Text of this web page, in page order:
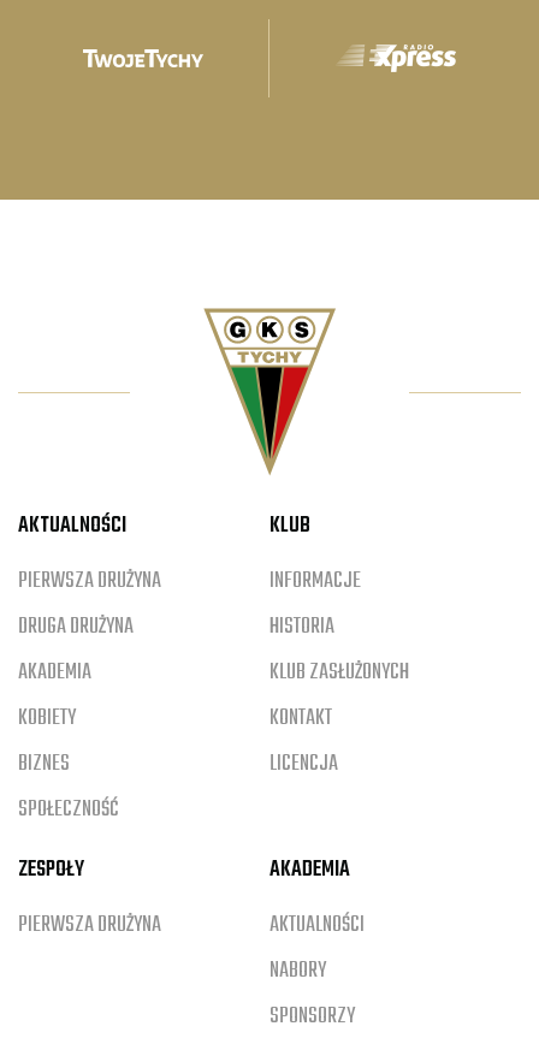
AKTUALNOŚCI
PIERWSZA DRUŻYNA
DRUGA DRUŻYNA
AKADEMIA
KOBIETY
BIZNES
SPOŁECZNOŚĆ
KLUB
INFORMACJE
HISTORIA
KLUB ZASŁUŻONYCH
KONTAKT
LICENCJA
ZESPOŁY
PIERWSZA DRUŻYNA
AKADEMIA
AKTUALNOŚCI
NABORY
SPONSORZY